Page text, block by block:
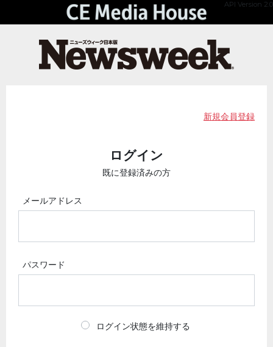
API Version 2.0
新規会員登録
ログイン
既に登録済みの方
メールアドレス
パスワード
ログイン状態を維持する